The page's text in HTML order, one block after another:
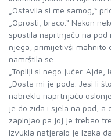
„Ostavila si me samog,“
„Oprosti, braco.“ Nakon
spustila naprtnjaču na
njega, primijetivši mahnito
namrštila se.
„Topliji si nego jučer. Ajde,
„Dosta mi je poda. Jesi li
nabreklu naprtnjaču
je do zida i sjela na pod, a
zapinjao pa joj je trebao
izvukla natjeralo je Izaka